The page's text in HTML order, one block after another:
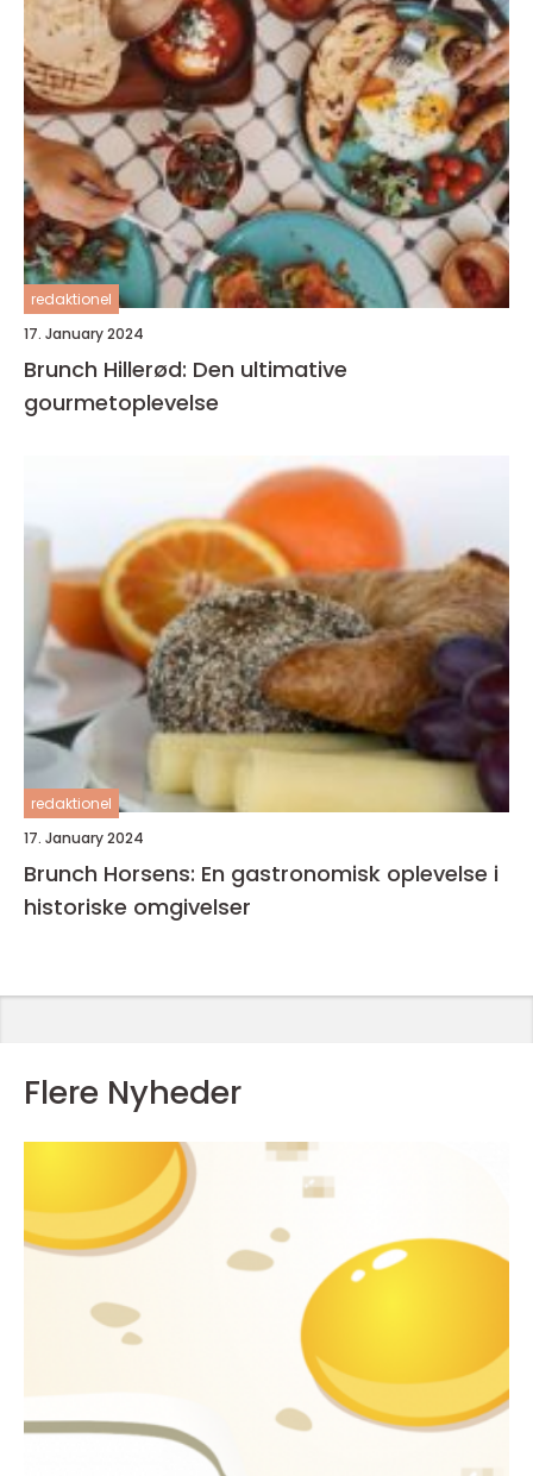
redaktionel
17. January 2024
Brunch Hillerød: Den ultimative
gourmetoplevelse
redaktionel
17. January 2024
Brunch Horsens: En gastronomisk oplevelse i
historiske omgivelser
Flere Nyheder